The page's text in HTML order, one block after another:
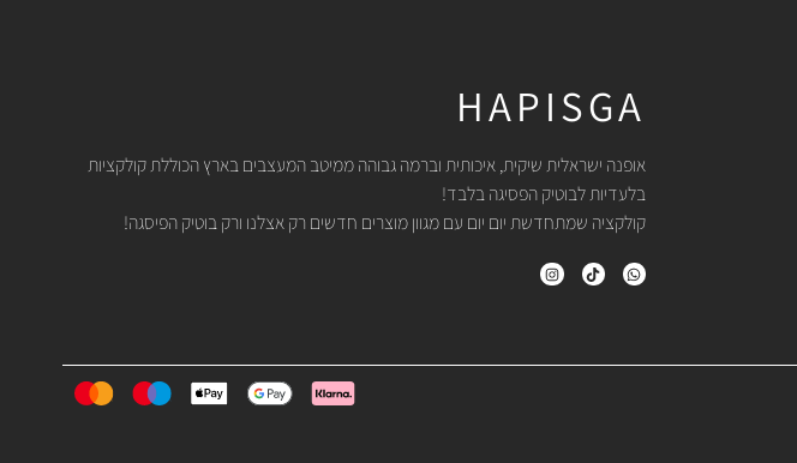
HAPISGA
אופנה ישראלית שיקית, איכותית וברמה גבוהה ממיטב המעצבים בארץ הכוללת קולקציות
בלעדיות לבוטיק הפסיגה בלבד!
קולקציה שמתחדשת יום יום עם מגוון מוצרים חדשים רק אצלנו ורק בוטיק הפיסגה!